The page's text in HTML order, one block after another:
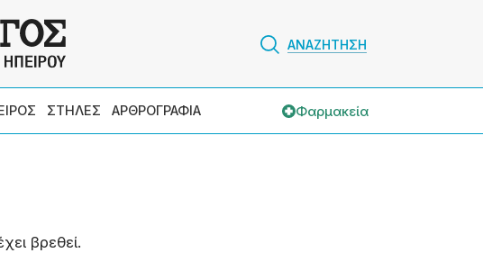
ΑΝΑΖΗΤΗΣΗ
ΣΤΗΛΕΣ ΑΡΘΡΟΓΡΑΦΙΑ Φαρμακεία
βρεθεί.